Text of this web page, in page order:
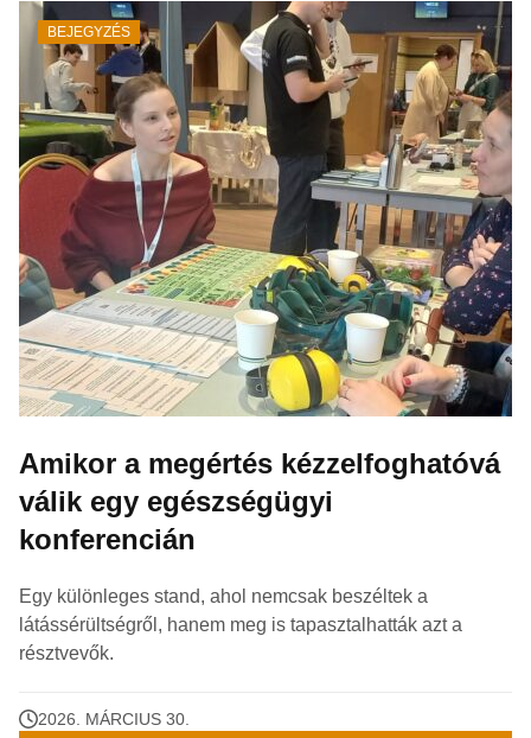
BEJEGYZÉS
Amikor a megértés kézzelfoghatóvá
válik egy egészségügyi
konferencián
Egy különleges stand, ahol nemcsak beszéltek a
látássérültségről, hanem meg is tapasztalhatták azt a
résztvevők.
2026. MÁRCIUS 30.